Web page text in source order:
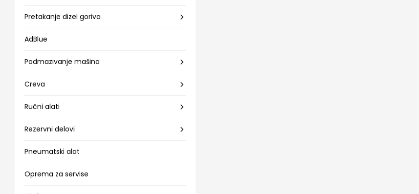
Pretakanje dizel goriva
AdBlue
Podmazivanje mašina
Creva
Ručni alati
Rezervni delovi
Pneumatski alat
Oprema za servise